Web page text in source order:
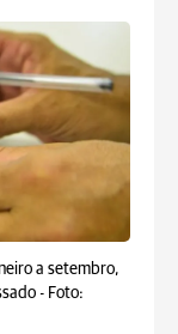
a setembro,
- Foto: